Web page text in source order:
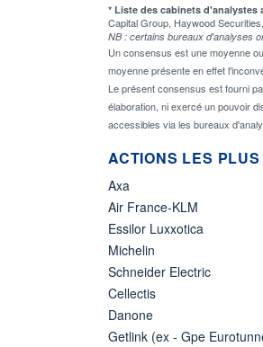
* Liste des cabinets d'analystes
Capital Group, Haywood
NB : certains bureaux d'analyses
Un consensus est une moyenne
moyenne présente en effet
Le présent consensus est fourni
élaboration, ni exercé un pouvoir
accessibles via les bureaux
ACTIONS LES
Axa
Air France-KLM
Essilor Luxxotica
Michelin
Schneider Electric
Cellectis
Danone
Getlink (ex - Gpe